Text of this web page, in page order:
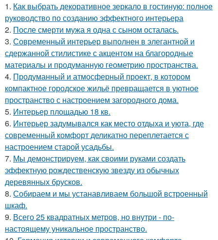
1. Как выбрать декоративное зеркало в гостиную: полное
руководство по созданию эффектного интерьера
2. После смерти мужа я одна с сыном осталась.
3. Современный интерьер выполнен в элегантной и
сдержанной стилистике с акцентом на благородные
материалы и продуманную геометрию пространства.
4. Продуманный и атмосферный проект, в котором
компактное городское жильё превращается в уютное
пространство с настроением загородного дома.
5. Интерьер площадью 18 кв.
6. Интерьер задумывался как место отдыха и уюта, где
современный комфорт деликатно переплетается с
настроением старой усадьбы.
7. Мы демонстрируем, как своими руками создать
эффектную рождественскую звезду из обычных
деревянных брусков.
8. Собираем и мы устанавливаем большой встроенный
шкаф.
9. Всего 25 квадратных метров, но внутри - по-
настоящему уникальное пространство.